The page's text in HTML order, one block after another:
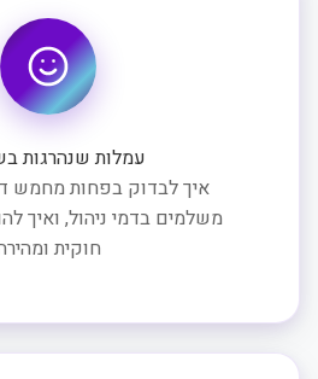
עמלות שנהרגות
איך לבדוק בפחות מחמש
משלמים בדמי ניהול, ואיך
חוקית